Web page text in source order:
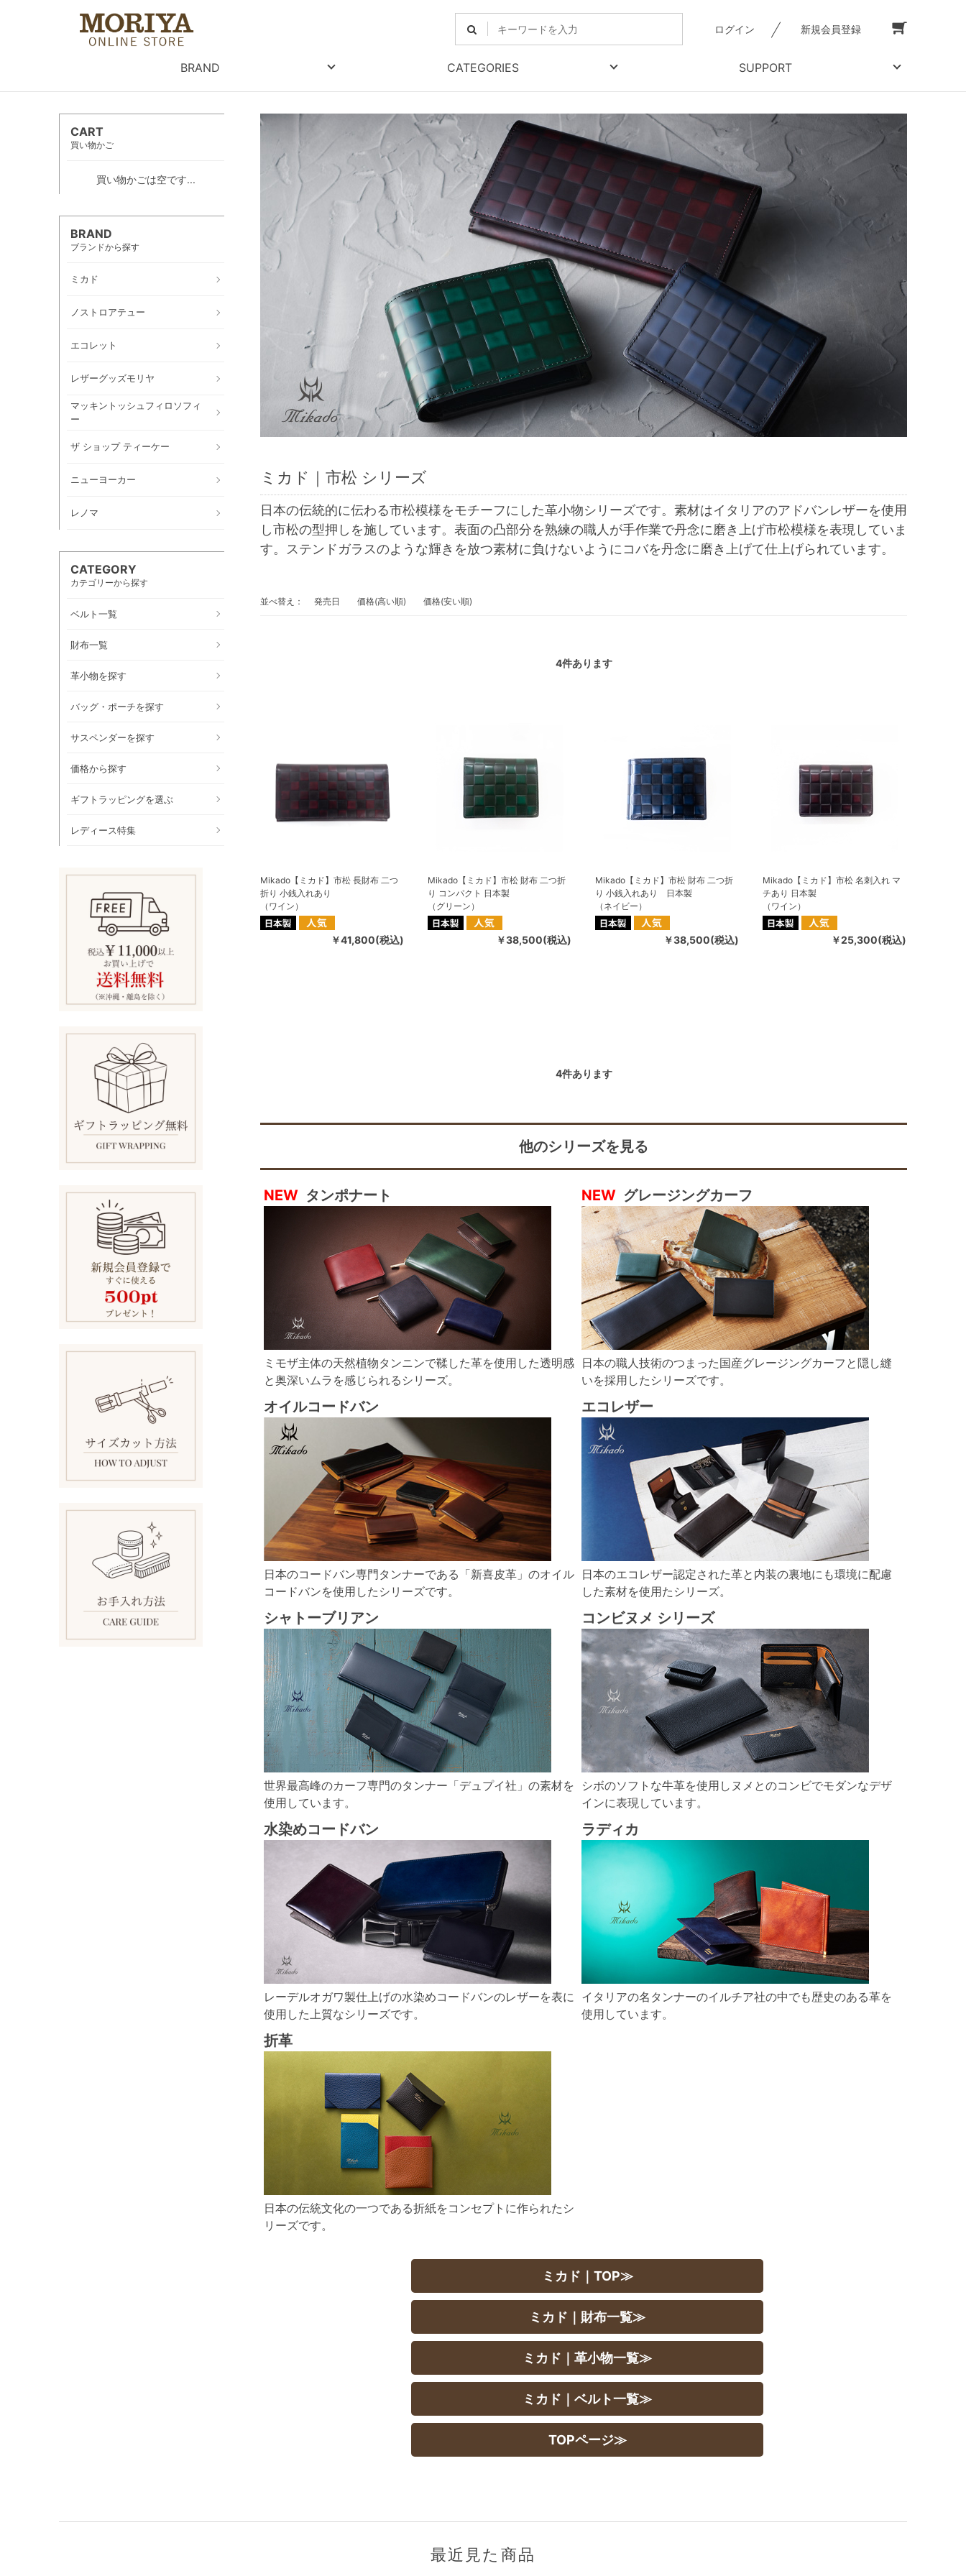
ログイン 新規会員登録
BRAND CATEGORIES SUPPORT
CART
買い物かご
買い物かごは空です...
BRAND
ブランドから探す
ミカド
ノストロアテュー
エコレット
レザーグッズモリヤ
マッキントッシュフィロソフィ
ー
ザ ショップ ティーケー
ニューヨーカー
レノマ
CATEGORY
カテゴリーから探す
ベルト一覧
財布一覧
革小物を探す
バッグ・ポーチを探す
サスペンダーを探す
価格から探す
ギフトラッピングを選ぶ
レディース特集
ミカド｜市松 シリーズ
日本の伝統的に伝わる市松模様をモチーフにした革小物シリーズです。素材はイタリアのアドバンレザーを使用
し市松の型押しを施しています。表面の凸部分を熟練の職人が手作業で丹念に磨き上げ市松模様を表現していま
す。ステンドガラスのような輝きを放つ素材に負けないようにコバを丹念に磨き上げて仕上げられています。
並べ替え： 発売日 価格(高い順) 価格(安い順)
4件あります
Mikado【ミカド】市松 長財布 二つ
折り 小銭入れあり
（ワイン）
￥41,800(税込)
Mikado【ミカド】市松 財布 二つ折
り コンパクト 日本製
（グリーン）
￥38,500(税込)
Mikado【ミカド】市松 財布 二つ折
り 小銭入れあり 日本製
（ネイビー）
￥38,500(税込)
Mikado【ミカド】市松 名刺入れ マ
チあり 日本製
（ワイン）
￥25,300(税込)
4件あります
他のシリーズを見る
NEW タンポナート
ミモザ主体の天然植物タンニンで鞣した革を使用した透明感
と奥深いムラを感じられるシリーズ。
NEW グレージングカーフ
日本の職人技術のつまった国産グレージングカーフと隠し縫
いを採用したシリーズです。
オイルコードバン
日本のコードバン専門タンナーである「新喜皮革」のオイル
コードバンを使用したシリーズです。
エコレザー
日本のエコレザー認定された革と内装の裏地にも環境に配慮
した素材を使用たシリーズ。
シャトーブリアン
世界最高峰のカーフ専門のタンナー「デュプイ社」の素材を
使用しています。
コンビヌメ シリーズ
シボのソフトな牛革を使用しヌメとのコンビでモダンなデザ
インに表現しています。
水染めコードバン
レーデルオガワ製仕上げの水染めコードバンのレザーを表に
使用した上質なシリーズです。
ラディカ
イタリアの名タンナーのイルチア社の中でも歴史のある革を
使用しています。
折革
日本の伝統文化の一つである折紙をコンセプトに作られたシ
リーズです。
ミカド｜TOP≫
ミカド｜財布一覧≫
ミカド｜革小物一覧≫
ミカド｜ベルト一覧≫
TOPページ≫
最近見た商品